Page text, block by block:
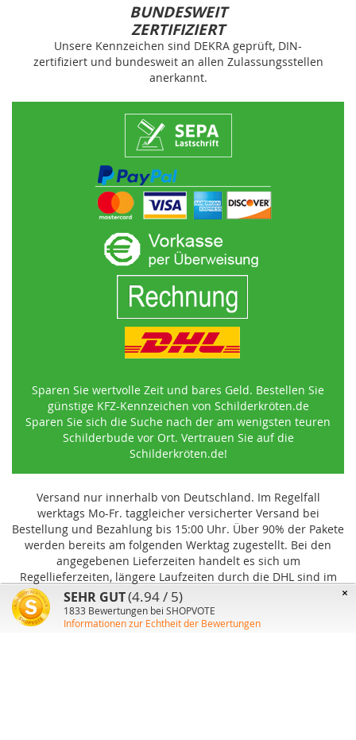
BUNDESWEIT
ZERTIFIZIERT
Unsere Kennzeichen sind DEKRA geprüft, DIN-
zertifiziert und bundesweit an allen Zulassungsstellen
anerkannt.
Sparen Sie wertvolle Zeit und bares Geld. Bestellen Sie
günstige KFZ-Kennzeichen von Schilderkröten.de
Sparen Sie sich die Suche nach der am wenigsten teuren
Schilderbude vor Ort. Vertrauen Sie auf die
Schilderkröten.de!
Versand nur innerhalb von Deutschland. Im Regelfall
werktags Mo-Fr. taggleicher versicherter Versand bei
Bestellung und Bezahlung bis 15:00 Uhr. Über 90% der Pakete
werden bereits am folgenden Werktag zugestellt. Bei den
angegebenen Lieferzeiten handelt es sich um
Regellieferzeiten, längere Laufzeiten durch die DHL sind im
Einzelfall möglich und können von uns nicht beeinflusst
werden.
×
SEHR GUT(4.94 / 5)
1833 Bewertungen bei SHOPVOTE
Informationen zur Echtheit der Bewertungen